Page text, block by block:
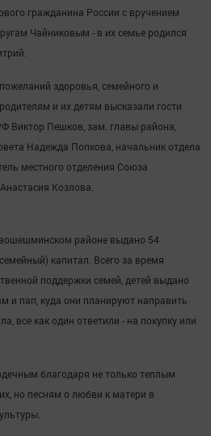
гражданина России с вручением
Чайниковым - в их семье родился
здоровья, семейного и
и их детям высказали гости
Виктор Пешков, зам. главы района,
Надежда Попкова, начальник отдела
местного отделения Союза
Козлова.
районе выдано 54
капитал. Всего за время
поддержки семей, детей выдано
и пап, куда они планируют направить
все как один ответили - на покупку или
благодаря не только теплым
но песням о любви к матери в